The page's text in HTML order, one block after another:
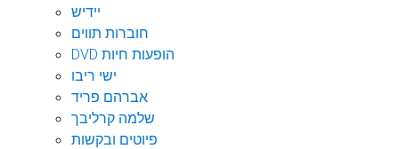
יידיש
חוברות תווים
DVD הופעות חיות
ישי ריבו
אברהם פריד
שלמה קרליבך
פיוטים ובקשות